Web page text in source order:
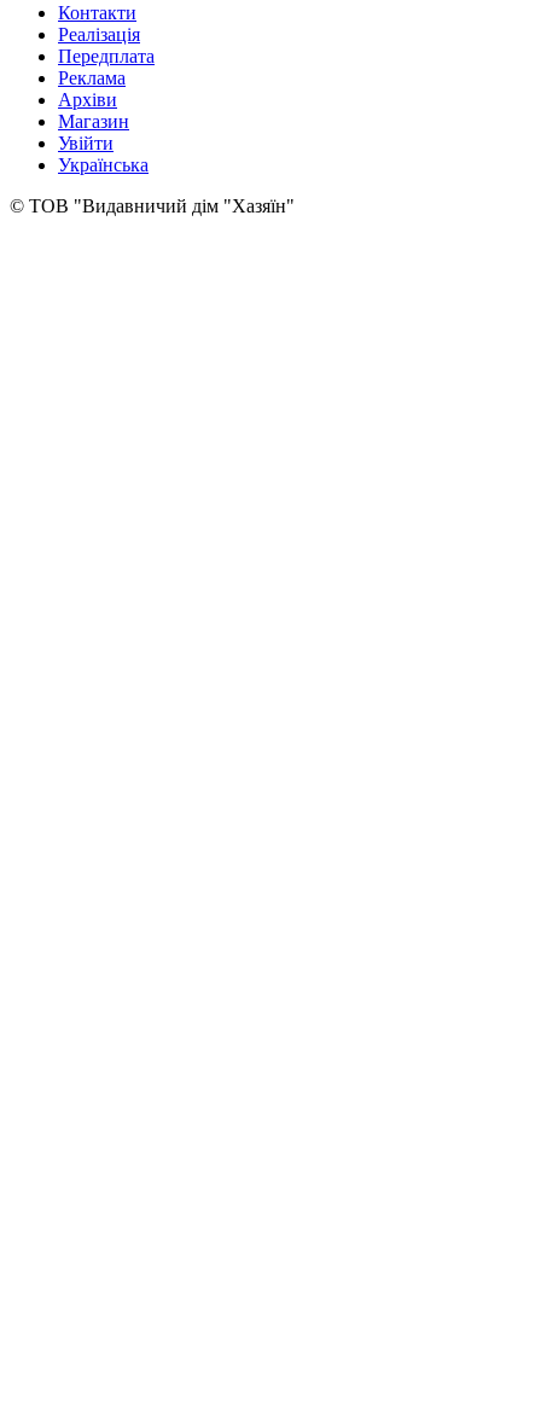
Контакти
Реалізація
Передплата
Реклама
Архіви
Магазин
Увійти
Українська
© ТОВ "Видавничий дім "Хазяїн"